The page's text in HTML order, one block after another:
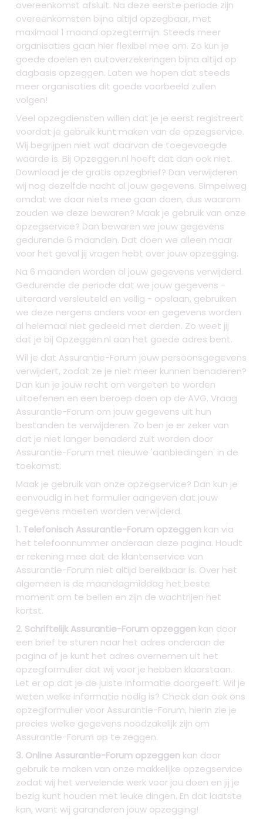
overeenkomst afsluit. Na deze eerste periode zijn
overeenkomsten bijna altijd opzegbaar, met
maximaal 1 maand opzegtermijn. Steeds meer
organisaties gaan hier flexibel mee om. Zo kun je
goede doelen en autoverzekeringen bijna altijd op
dagbasis opzeggen. Laten we hopen dat steeds
meer organisaties dit goede voorbeeld zullen
volgen!
Veel opzegdiensten willen dat je je eerst registreert
voordat je gebruik kunt maken van de opzegservice.
Wij begrijpen niet wat daarvan de toegevoegde
waarde is. Bij Opzeggen.nl hoeft dat dan ook niet.
Download je de gratis opzegbrief? Dan verwijderen
wij nog dezelfde nacht al jouw gegevens. Simpelweg
omdat we daar niets mee gaan doen, dus waarom
zouden we deze bewaren? Maak je gebruik van onze
opzegservice? Dan bewaren we jouw gegevens
gedurende 6 maanden. Dat doen we alleen maar
voor het geval jij vragen hebt over jouw opzegging.
Na 6 maanden worden al jouw gegevens verwijderd.
Gedurende de periode dat we jouw gegevens -
uiteraard versleuteld en veilig - opslaan, gebruiken
we deze nergens anders voor en gegevens worden
al helemaal niet gedeeld met derden. Zo weet jij
dat je bij Opzeggen.nl aan het goede adres bent.
Wil je dat Assurantie-Forum jouw persoonsgegevens
verwijdert, zodat ze je niet meer kunnen benaderen?
Dan kun je jouw recht om vergeten te worden
uitoefenen en een beroep doen op de AVG. Vraag
Assurantie-Forum om jouw gegevens uit hun
bestanden te verwijderen. Zo ben je er zeker van
dat je niet langer benaderd zult worden door
Assurantie-Forum met nieuwe 'aanbiedingen' in de
toekomst.
Maak je gebruik van onze opzegservice? Dan kun je
eenvoudig in het formulier aangeven dat jouw
gegevens moeten worden verwijderd.
1. Telefonisch Assurantie-Forum opzeggen kan via
het telefoonnummer onderaan deze pagina. Houdt
er rekening mee dat de klantenservice van
Assurantie-Forum niet altijd bereikbaar is. Over het
algemeen is de maandagmiddag het beste
moment om te bellen en zijn de wachtrijen het
kortst.
2. Schriftelijk Assurantie-Forum opzeggen kan door
een brief te sturen naar het adres onderaan de
pagina of je kunt het adres overnemen uit het
opzegformulier dat wij voor je hebben klaarstaan.
Let er op dat je de juiste informatie doorgeeft. Wil je
weten welke informatie nodig is? Check dan ook ons
opzegformulier voor Assurantie-Forum, hierin zie je
precies welke gegevens noodzakelijk zijn om
Assurantie-Forum op te zeggen.
3. Online Assurantie-Forum opzeggen kan door
gebruik te maken van onze makkelijke opzegservice
zodat wij het vervelende werk voor jou doen en jij je
bezig kunt houden met leuke dingen. En dat laatste
kan, want wij garanderen jouw opzegging!